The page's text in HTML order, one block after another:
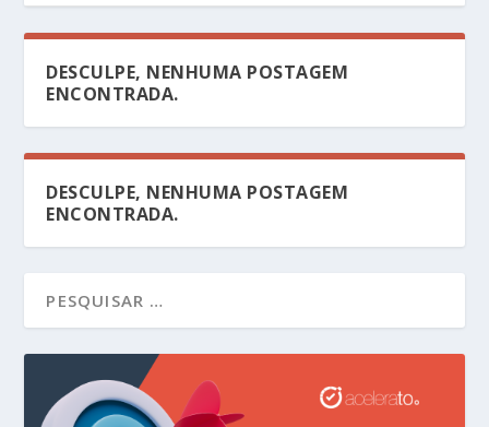
DESCULPE, NENHUMA POSTAGEM
ENCONTRADA.
DESCULPE, NENHUMA POSTAGEM
ENCONTRADA.